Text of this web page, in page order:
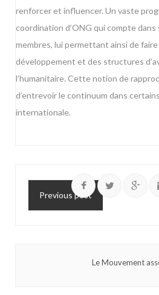
renforcer et influencer. Un vaste
coordination d’ONG qui compte
membres, lui permettant ainsi de
développement et des structures
l’humanitaire. Cette notion de
d’entrevoir le continuum dans
internationale.
Previous post
Le Mouvement